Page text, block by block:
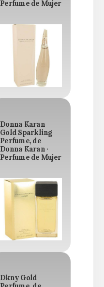
Perfume de Mujer
Donna Karan
Gold Sparkling
Perfume, de
Donna Karan ·
Perfume de Mujer
Dkny Gold